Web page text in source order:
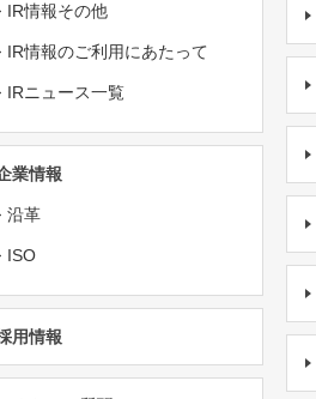
IR情報その他
IR情報のご利用にあたって
IRニュース一覧
業情報
沿革
ISO
用情報